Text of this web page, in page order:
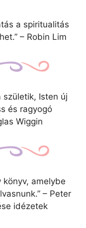
a spiritualitás
– Robin Lim
születik, Isten új
és ragyogó
Wiggin
könyv, amelybe
– Peter
idézetek